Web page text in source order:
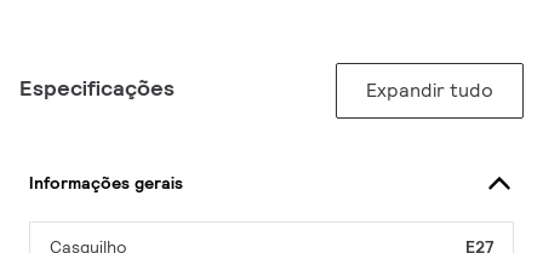
Especificações Expandir tudo
Informações gerais
Casquilho E27